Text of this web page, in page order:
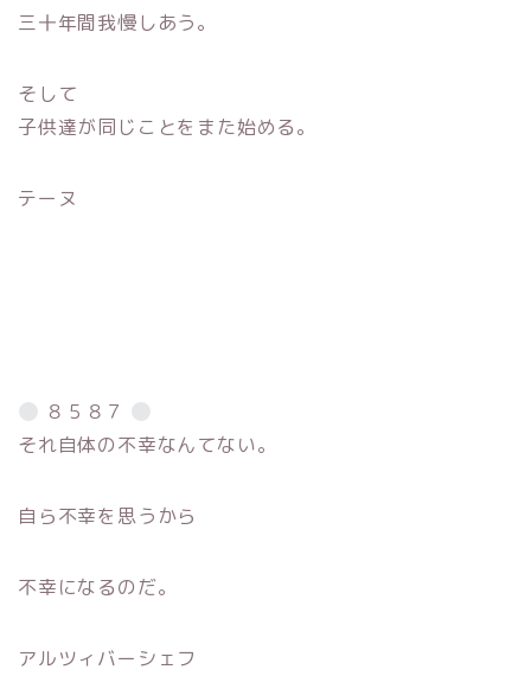
三十年間我慢しあう。
そして
子供達が同じことをまた始める。
テーヌ
８５８７
それ自体の不幸なんてない。
自ら不幸を思うから
不幸になるのだ。
アルツィバーシェフ